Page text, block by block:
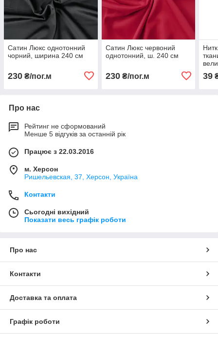
Сатин Люкс однотонний
чорний, ширина 240 см
230 ₴/пог.м
Сатин Люкс червоний
однотонний, ш. 240 см
230₴/пог.м 39
Про нас
Рейтинг не сформований
Менше 5 відгуків за останній рік
Працює з 22.03.2016
м. Херсон
Ришельевская, 37, Херсон, Україна
Контакти
Сьогодні вихідний
Показати весь графік роботи
Про нас
Контакти
Доставка та оплата
Графік роботи